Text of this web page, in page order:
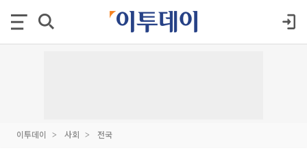
이투데이 사회 전국